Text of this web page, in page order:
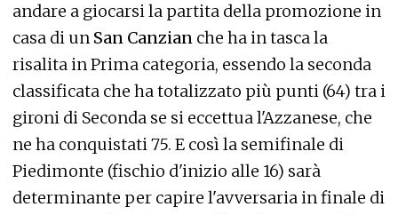
andare a giocarsi la partita della promozione in
casa di un San Canzian che ha in tasca la
risalita in Prima categoria, essendo la seconda
classificata che ha totalizzato più punti (64) tra i
gironi di Seconda se si eccettua l'Azzanese, che
ne ha conquistati 75. E così la semifinale di
Piedimonte (fischio d'inizio alle 16) sarà
determinante per capire l'avversaria in finale di